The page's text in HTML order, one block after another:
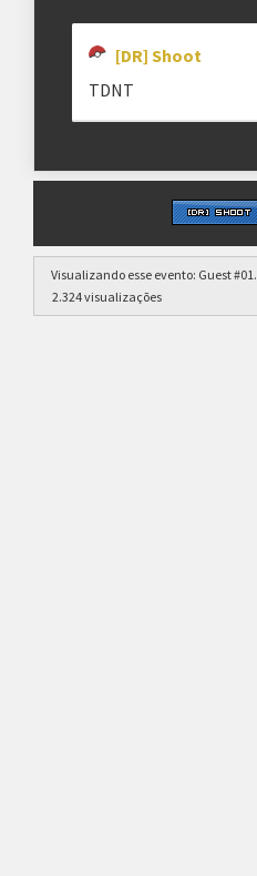
[DR] Shoot
TDNT
Visualizando esse evento: Guest #01.
2.324 visualizações